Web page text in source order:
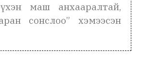
маш анхааралтай,
сонслоо” хэмээсэн